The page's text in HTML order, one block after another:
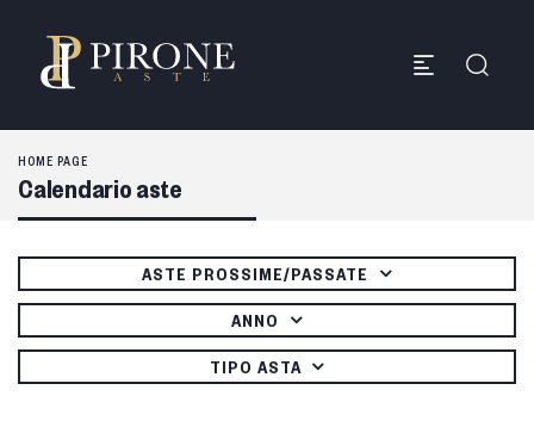
HOME PAGE
Calendario aste
ASTE PROSSIME/PASSATE
ANNO
TIPO ASTA